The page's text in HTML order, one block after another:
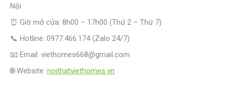
Nội
⏰ Giờ mở cửa: 8h00 – 17h00 (Thứ 2 – Thứ 7)
📞 Hotline: 0977.466.174 (Zalo 24/7)
📧 Email: viethomes668@gmail.com
🌐 Website: noithatviethomes.vn